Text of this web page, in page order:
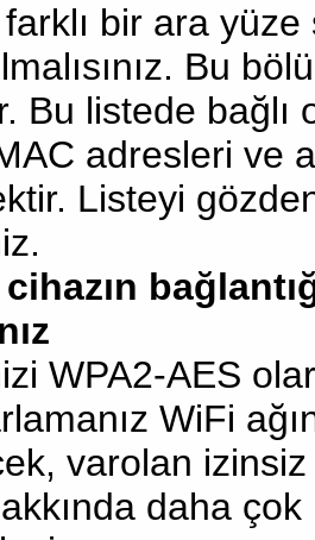
bir ara
Bu
Bu listede bağlı
adresleri ve
Listeyi
WPA2-AES
WiFi
varolan izinsiz
daha